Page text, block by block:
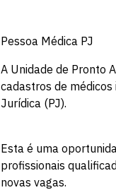
Pessoa Médica PJ
A Unidade de Pronto
cadastros de
Jurídica (PJ).
Esta é uma
profissionais
novas vagas.